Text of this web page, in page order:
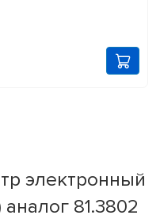
электронный
81.3802